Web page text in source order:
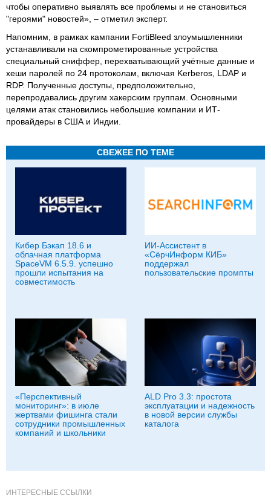
чтобы оперативно выявлять все проблемы и не становиться
"героями" новостей», – отметил эксперт.
Напомним, в рамках кампании FortiBleed злоумышленники
устанавливали на скомпрометированные устройства
специальный сниффер, перехватывающий учётные данные и
хеши паролей по 24 протоколам, включая Kerberos, LDAP и
RDP. Полученные доступы, предположительно,
перепродавались другим хакерским группам. Основными
целями атак становились небольшие компании и ИТ-
провайдеры в США и Индии.
СВЕЖЕЕ ПО ТЕМЕ
Кибер Бэкап 18.6 и
облачная платформа
SpaceVM 6.5.9. успешно
прошли испытания на
совместимость
ИИ-Ассистент в
«СёрчИнформ КИБ»
поддержал
пользовательские промпты
«Перспективный
мониторинг»: в июле
жертвами фишинга стали
сотрудники промышленных
компаний и школьники
ALD Pro 3.3: простота
эксплуатации и надежность
в новой версии службы
каталога
ИНТЕРЕСНЫЕ ССЫЛКИ